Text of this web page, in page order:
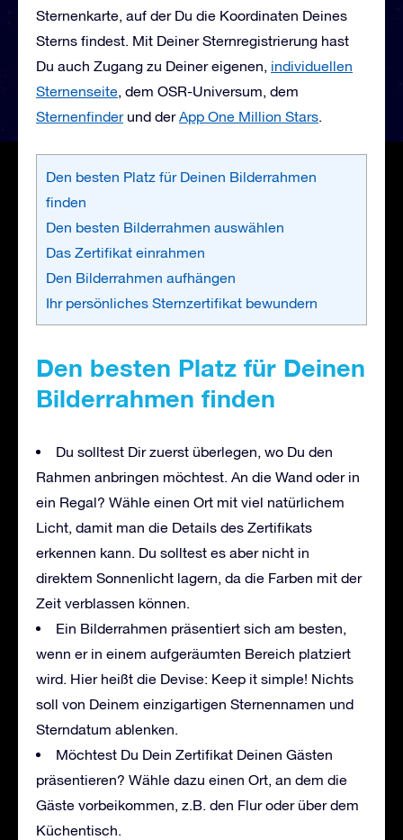
Sternenkarte, auf der Du die Koordinaten Deines
Sterns findest. Mit Deiner Sternregistrierung hast
Du auch Zugang zu Deiner eigenen, individuellen
Sternenseite, dem OSR-Universum, dem
Sternenfinderund derApp One Million Stars.
Den besten Platz für Deinen Bilderrahmen
finden
Den besten Bilderrahmen auswählen
Das Zertifikat einrahmen
Den Bilderrahmen aufhängen
Ihr persönliches Sternzertifikat bewundern
Den besten Platz für Deinen
Bilderrahmen finden
Du solltest Dir zuerst überlegen, wo Du den
Rahmen anbringen möchtest. An die Wand oder in
ein Regal? Wähle einen Ort mit viel natürlichem
Licht, damit man die Details des Zertifikats
erkennen kann. Du solltest es aber nicht in
direktem Sonnenlicht lagern, da die Farben mit der
Zeit verblassen können.
Ein Bilderrahmen präsentiert sich am besten,
wenn er in einem aufgeräumten Bereich platziert
wird. Hier heißt die Devise: Keep it simple! Nichts
soll von Deinem einzigartigen Sternennamen und
Sterndatum ablenken.
Möchtest Du Dein Zertifikat Deinen Gästen
präsentieren? Wähle dazu einen Ort, an dem die
Gäste vorbeikommen, z.B. den Flur oder über dem
Küchentisch.